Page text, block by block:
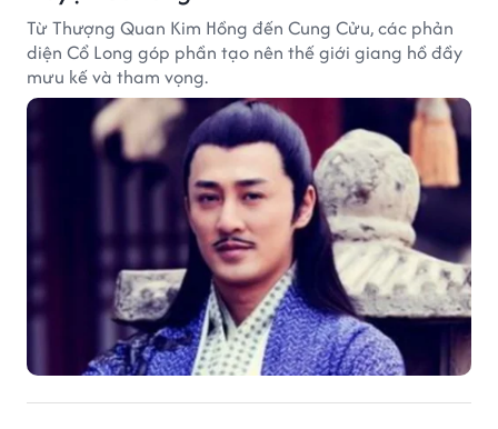
Từ Thượng Quan Kim Hồng đến Cung Cửu, các phản
diện Cổ Long góp phần tạo nên thế giới giang hồ đầy
mưu kế và tham vọng.